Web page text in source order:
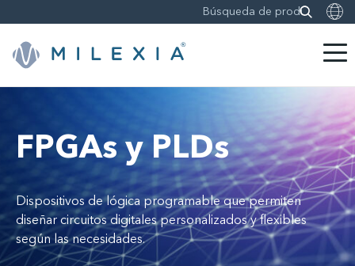
contenido
FPGAs y PLDs
Dispositivos de lógica programable que permiten
diseñar circuitos digitales personalizados y flexibles
según las necesidades.